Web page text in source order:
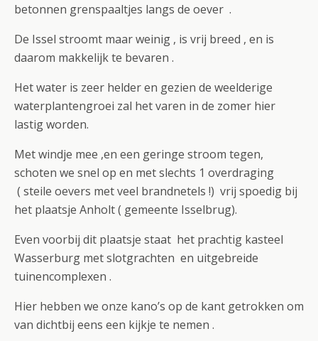
betonnen grenspaaltjes langs de oever .
De Issel stroomt maar weinig , is vrij breed , en is
daarom makkelijk te bevaren .
Het water is zeer helder en gezien de weelderige
waterplantengroei zal het varen in de zomer hier
lastig worden.
Met windje mee ,en een geringe stroom tegen,
schoten we snel op en met slechts 1 overdraging
( steile oevers met veel brandnetels !) vrij spoedig bij
het plaatsje Anholt ( gemeente Isselbrug).
Even voorbij dit plaatsje staat het prachtig kasteel
Wasserburg met slotgrachten en uitgebreide
tuinencomplexen .
Hier hebben we onze kano’s op de kant getrokken om
van dichtbij eens een kijkje te nemen .